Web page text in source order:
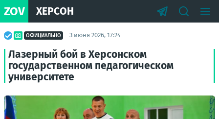
ZOV ХЕРСОН
ОФИЦИАЛЬНО 3 июня 2026, 17:24
Лазерный бой в Херсонском
государственном педагогическом
университете